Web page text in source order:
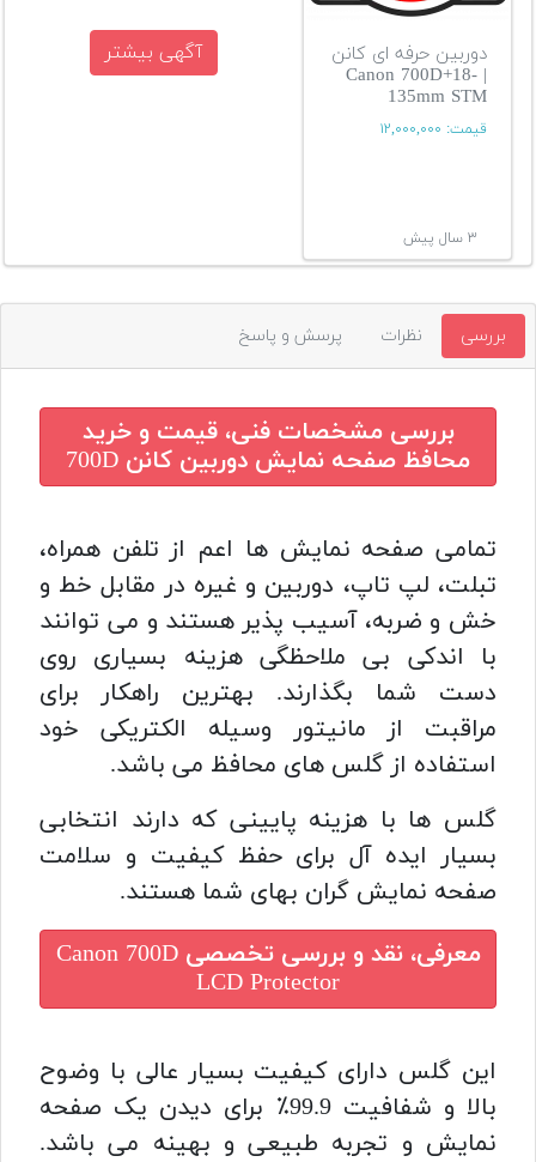
دوربین حرفه ای کانن
| Canon 700D+18-
135mm STM
قیمت: ۱۲,۰۰۰,۰۰۰
۳ سال پیش
آگهی بیشتر
بررسی نظرات پرسش و پاسخ
بررسی مشخصات فنی، قیمت و خرید
محافظ صفحه نمایش دوربین کانن 700D
تمامی صفحه نمایش ها اعم از تلفن همراه،
تبلت، لپ تاپ، دوربین و غیره در مقابل خط و
خش و ضربه، آسیب پذیر هستند و می توانند
با اندکی بی ملاحظگی هزینه بسیاری روی
دست شما بگذارند. بهترین راهکار برای
مراقبت از مانیتور وسیله الکتریکی خود
استفاده از گلس های محافظ می باشد.
گلس ها با هزینه پایینی که دارند انتخابی
بسیار ایده آل برای حفظ کیفیت و سلامت
صفحه نمایش گران بهای شما هستند.
معرفی، نقد و بررسی تخصصیCanon 700D
LCD Protector
این گلس دارای کیفیت بسیار عالی با وضوح
بالا و شفافیت 99.9٪ برای دیدن یک صفحه
نمایش و تجربه طبیعی و بهینه می باشد.